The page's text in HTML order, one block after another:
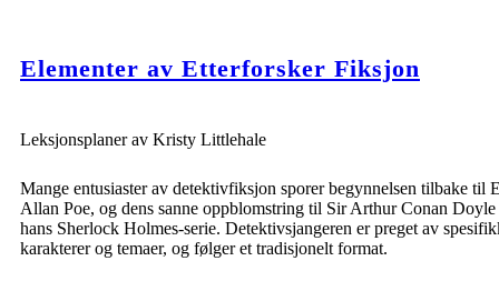
Elementer av Etterforsker Fiksjon
Leksjonsplaner av Kristy Littlehale
Mange entusiaster av detektivfiksjon sporer begynnelsen tilbake til
Allan Poe, og dens sanne oppblomstring til Sir Arthur Conan Doyle
hans Sherlock Holmes-serie. Detektivsjangeren er preget av
karakterer og temaer, og følger et tradisjonelt format.